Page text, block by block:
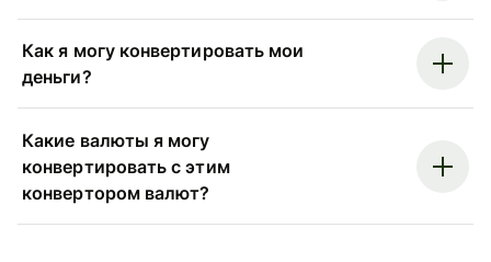
Как я могу конвертировать мои
деньги?
Какие валюты я могу
конвертировать с этим
конвертором валют?